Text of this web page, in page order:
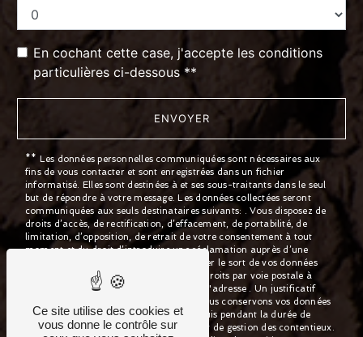
En cochant cette case, j'accepte les conditions
particulières ci-dessous **
ENVOYER
** Les données personnelles communiquées sont nécessaires aux
fins de vous contacter et sont enregistrées dans un fichier
informatisé. Elles sont destinées à et ses sous-traitants dans le seul
but de répondre à votre message. Les données collectées seront
communiquées aux seuls destinataires suivants: . Vous disposez de
droits d’accès, de rectification, d’effacement, de portabilité, de
limitation, d’opposition, de retrait de votre consentement à tout
moment et du droit d’introduire une réclamation auprès d’une
autorité de contrôle, ainsi que d’organiser le sort de vos données
post-mortem. Vous pouvez exercer ces droits par voie postale à
l'adresse ou par courrier électronique à l'adresse . Un justificatif
d'identité pourra vous être demandé. Nous conservons vos données
pendant la période de prise de contact puis pendant la durée de
prescription légale aux fins probatoires et de gestion des contentieux.
Ce site utilise des cookies et
vous donne le contrôle sur